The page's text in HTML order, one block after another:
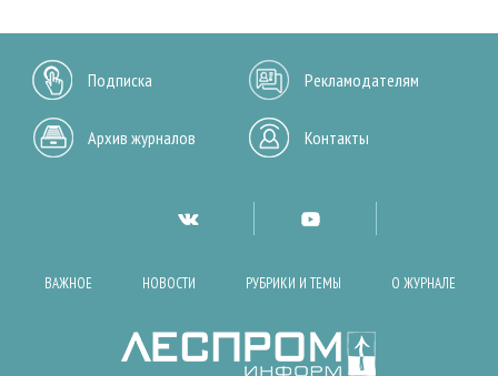
Подписка Рекламодателям
Архив журналов Контакты
ВАЖНОЕ НОВОСТИ РУБРИКИ И ТЕМЫ О ЖУРНАЛЕ